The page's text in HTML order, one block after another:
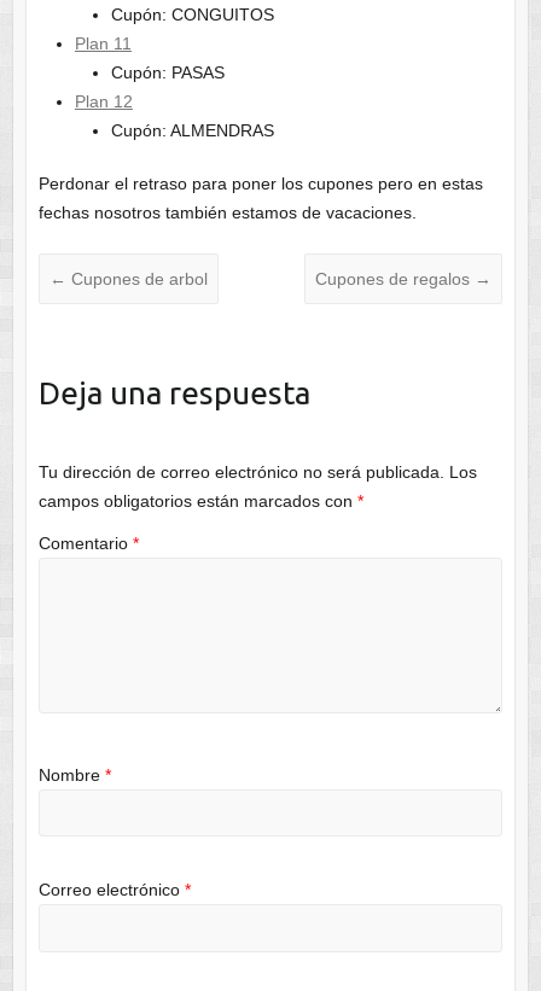
Cupón: CONGUITOS
Plan 11
Cupón: PASAS
Plan 12
Cupón: ALMENDRAS
Perdonar el retraso para poner los cupones pero en estas
fechas nosotros también estamos de vacaciones.
← Cupones de arbol Cupones de regalos →
Deja una respuesta
Tu dirección de correo electrónico no será publicada.
Los
campos obligatorios están marcados con *
Comentario *
Nombre *
Correo electrónico *